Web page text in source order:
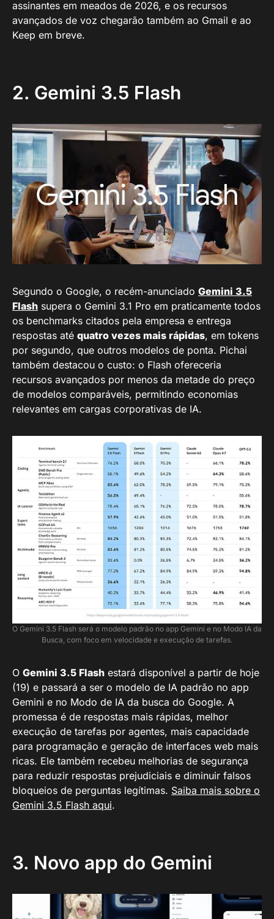
assinantes em meados de 2026, e os recursos
avançados de voz chegarão também ao Gmail e ao
Keep em breve.
2. Gemini 3.5 Flash
Segundo o Google, o recém-anunciado Gemini 3.5
Flash supera o Gemini 3.1 Pro em praticamente todos
os benchmarks citados pela empresa e entrega
respostas até quatro vezes mais rápidas, em tokens
por segundo, que outros modelos de ponta. Pichai
também destacou o custo: o Flash ofereceria
recursos avançados por menos da metade do preço
de modelos comparáveis, permitindo economias
relevantes em cargas corporativas de IA.
O Gemini 3.5 Flash será o modelo padrão no app Gemini e no Modo IA da
Busca, com foco em velocidade e execução de tarefas.
O Gemini 3.5 Flash estará disponível a partir de hoje
(19) e passará a ser o modelo de IA padrão no app
Gemini e no Modo de IA da busca do Google. A
promessa é de respostas mais rápidas, melhor
execução de tarefas por agentes, mais capacidade
para programação e geração de interfaces web mais
ricas. Ele também recebeu melhorias de segurança
para reduzir respostas prejudiciais e diminuir falsos
bloqueios de perguntas legítimas. Saiba mais sobre o
Gemini 3.5 Flash aqui.
3. Novo app do Gemini